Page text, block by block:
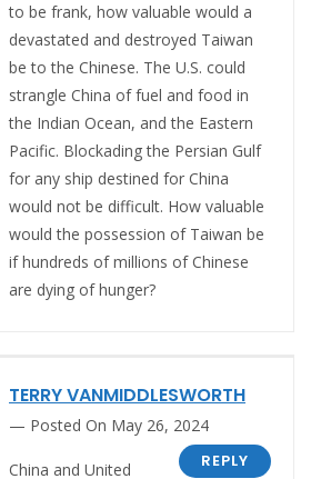
to be frank, how valuable would a
devastated and destroyed Taiwan
be to the Chinese. The U.S. could
strangle China of fuel and food in
the Indian Ocean, and the Eastern
Pacific. Blockading the Persian Gulf
for any ship destined for China
would not be difficult. How valuable
would the possession of Taiwan be
if hundreds of millions of Chinese
are dying of hunger?
TERRY VANMIDDLESWORTH
Posted On May 26, 2024
REPLY
China and United